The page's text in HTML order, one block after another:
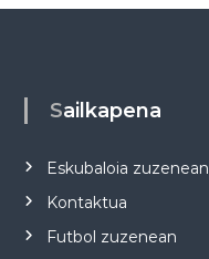
Sailkapena
Eskubaloia zuzenean
Kontaktua
Futbol zuzenean